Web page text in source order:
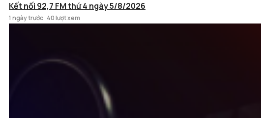
Kết nối 92,7 FM thứ 4 ngày 5/8/2026
1 ngày trước 40 lượt xem